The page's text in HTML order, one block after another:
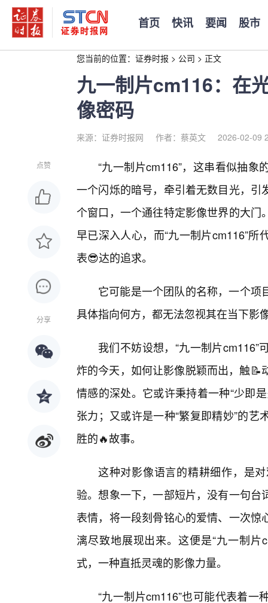
首页 快讯 要闻 股市
您当前的位置： 证券时报 > 公司 > 正文
九一制片cm116：在
像密码
来源：证券时报网 作者：蔡英文 2026-02-09
点赞
分享
“九一制片cm116”，这串看似抽
一个闪烁的暗号，牵引着无数目光，
个窗口，一个通往特定影像世界的大
早已深入人心，而“九一制片cm116”
表😎达的追求。
它可能是一个团队的名称，一个
具体指向何方，都无法忽视其在当下影
我们不妨设想，“九一制片
炸的今天，如何让影像脱颖而出，触
情感的深处。它或许秉持着一种“少即
张力；又或许是一种“繁复即精妙”的
胜的🔥故事。
这种对影像语言的精耕细作，是
验。想象一下，一部短片，没有一句
表情，将一段刻骨铭心的爱情、一次
漓尽致地展现出来。这便是“九一制
式，一种直抵灵魂的影像力量。
“九一制片cm116”也可能代表着